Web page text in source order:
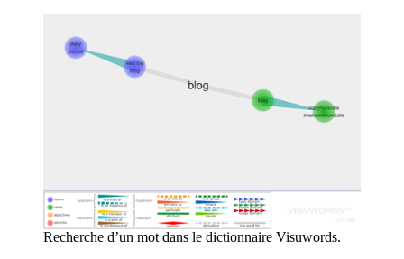
Recherche d’un mot dans le dictionnaire Visuwords.